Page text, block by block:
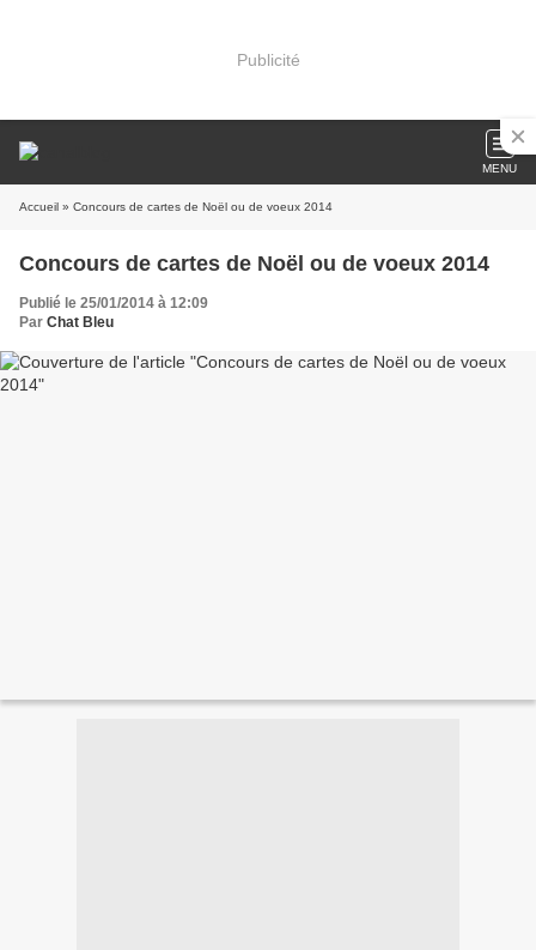
Publicité
MENU
Accueil » Concours de cartes de Noël ou de voeux 2014
Concours de cartes de Noël ou de voeux 2014
Publié le 25/01/2014 à 12:09
Par Chat Bleu